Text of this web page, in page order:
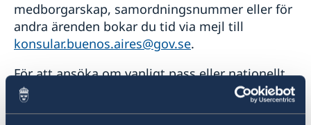
medborgarskap, samordningsnummer eller för
andra ärenden bokar du tid via mejl till
konsular.buenos.aires@gov.se.
För att ansöka om vanligt pass eller nationellt
id-kort bokar du tid genom
ambassadens
tidsbokningssystem